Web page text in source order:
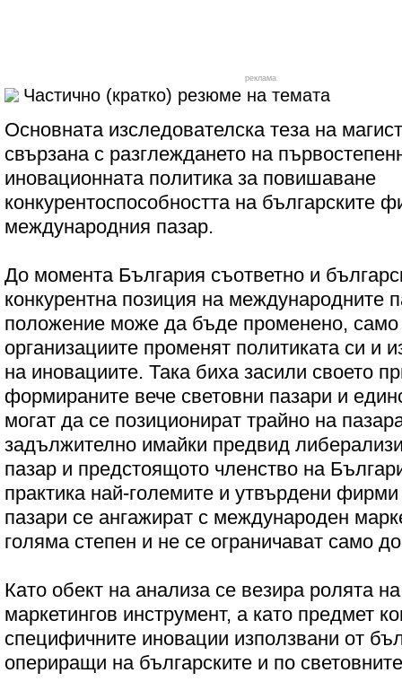
реклама
Частично (кратко) резюме на темата
Основната изследователска теза на
свързана с разглеждането на
иновационната политика за повишаване
конкурентоспособността на българските
международния пазар.
До момента България съответно и
конкурентна позиция на международните
положение може да бъде променено, само
организациите променят политиката си и
на иновациите. Така биха засили своето
формираните вече световни пазари и
могат да се позиционират трайно на
задължително имайки предвид
пазар и предстоящото членство на
практика най-големите и утвърдени
пазари се ангажират с международен
голяма степен и не се ограничават само
Като обект на анализа се везира ролята
маркетингов инструмент, а като предмет
специфичните иновации използвани от
опериращи на българските и по